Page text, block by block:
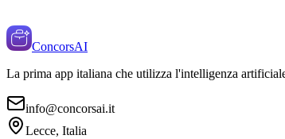
ConcorsAI
La prima app italiana che utilizza l'intelligenza
info@concorsai.it
Lecce, Italia